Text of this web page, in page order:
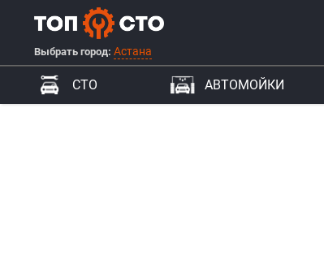
Выбрать город: Астана
СТО АВТОМОЙКИ